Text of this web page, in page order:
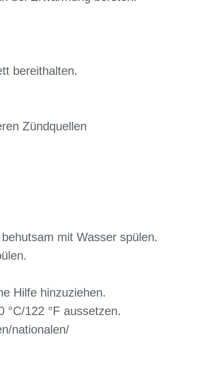
bereithalten.
Zündquellen
mit Wasser spülen.
Hilfe hinzuziehen.
°C/122 °F aussetzen.
nationalen/